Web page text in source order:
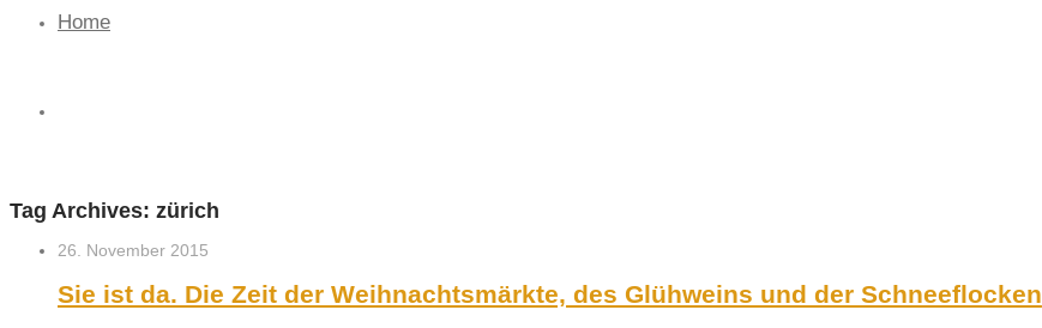
Home
Tag Archives: zürich
26. November 2015
Sie ist da. Die Zeit der Weihnachtsmärkte, des Glühweins und der Schneeflocken